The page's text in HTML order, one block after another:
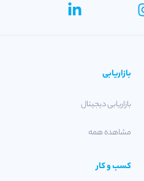
بازاریابی
بازاریابی دیجیتال
مشاهده همه
کسب و کار